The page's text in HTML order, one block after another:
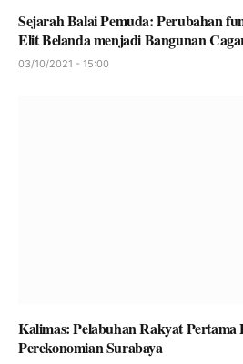
Sejarah Balai Pemuda: Perubahan
Elit Belanda menjadi Bangunan
03/10/2021 - 15:00
Kalimas: Pelabuhan Rakyat Pertama
Perekonomian Surabaya